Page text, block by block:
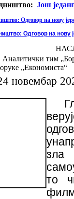
Још
Одговор на нову
Одговор на нову
тим
„Економиста“
новембар
зла
то